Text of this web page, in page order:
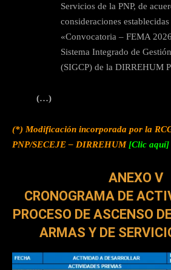
Servicios de la PNP, de
consideraciones
«Convocatoria – FEMA
Sistema Integrado de
(SIGCP) de la DIRREHUM
(…)
(*) Modificación incorporada por la
PNP/SECEJE – DIRREHUM [Clic aquí]
ANEXO V
CRONOGRAMA DE
PROCESO DE ASCENSO
ARMAS Y DE